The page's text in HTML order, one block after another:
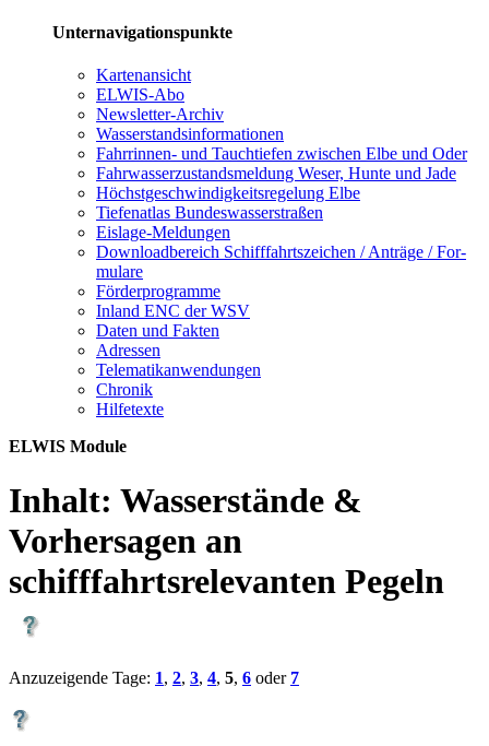
Unternavigationspunkte
Kar­ten­an­sicht
EL­WIS-​Abo
Newslet­ter-​Ar­chiv
Was­ser­stands­in­for­ma­tio­nen
Fahr­rin­nen-​ und Tauch­tie­fen zwi­schen El­be und Oder
Fahr­was­ser­zu­stands­mel­dung We­ser, Hun­te und Ja­de
Höchst­ge­schwin­dig­keits­re­ge­lung El­be
Tie­fe­n­at­las Bun­des­was­ser­stra­ßen
Eis­la­ge-​Mel­dun­gen
Dow­n­load­be­reich Schiff­fahrts­zei­chen / An­trä­ge / For­
mu­la­re
För­der­pro­gram­me
In­land ENC der WSV
Da­ten und Fak­ten
Adres­sen
Te­le­ma­ti­kan­wen­dun­gen
Chro­nik
Hil­fe­tex­te
ELWIS Module
Inhalt: Wasserstände &
Vorhersagen an
schifffahrtsrelevanten Pegeln
Anzuzeigende Tage: 1, 2, 3, 4, 5, 6 oder 7